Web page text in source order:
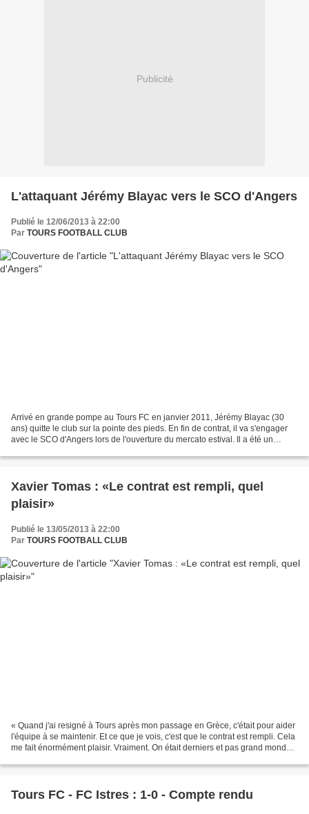
Publicité
L'attaquant Jérémy Blayac vers le SCO d'Angers
Publié le 12/06/2013 à 22:00
Par TOURS FOOTBALL CLUB
Arrivé en grande pompe au Tours FC en janvier 2011, Jérémy Blayac (30
ans) quitte le club sur la pointe des pieds. En fin de contrat, il va s'engager
avec le SCO d'Angers lors de l'ouverture du mercato estival. Il a été un
Xavier Tomas : «Le contrat est rempli, quel
plaisir»
Publié le 13/05/2013 à 22:00
Par TOURS FOOTBALL CLUB
« Quand j'ai resigné à Tours après mon passage en Grèce, c'était pour aider
l'équipe à se maintenir. Et ce que je vois, c'est que le contrat est rempli. Cela
me fait énormément plaisir. Vraiment. On était derniers et pas grand monde
Tours FC - FC Istres : 1-0 - Compte rendu